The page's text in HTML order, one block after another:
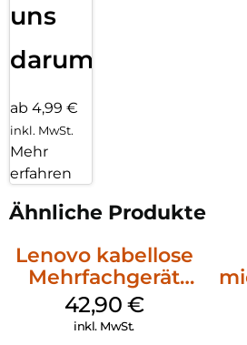
uns
darum!
ab 4,99 €
inkl. MwSt.
Mehr
erfahren
Ähnliche Produkte
Lenovo kabellose
Mehrfachgerät
Luna Grey
42,90 €
inkl. MwSt.